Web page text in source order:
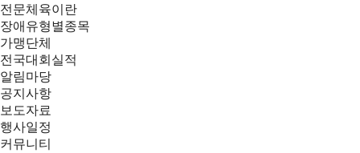
전문체육이란
장애유형별종목
가맹단체
전국대회실적
알림마당
공지사항
보도자료
행사일정
커뮤니티